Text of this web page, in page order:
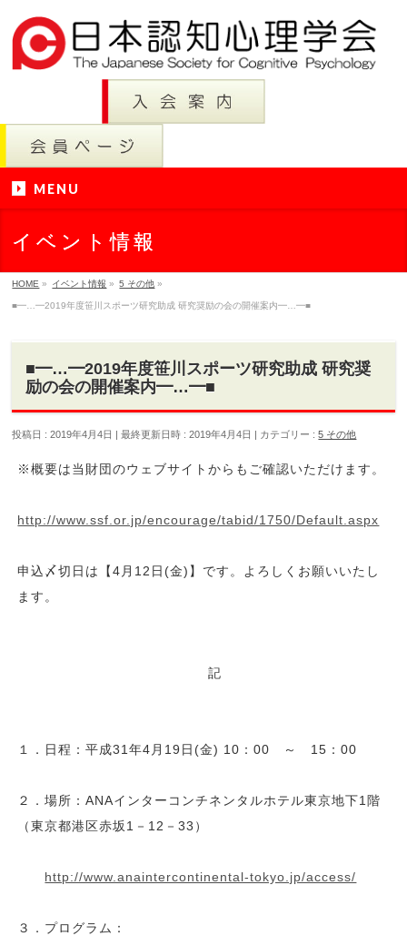
MENU
イベント情報
HOME » イベント情報 » 5 その他 »
■━…━2019年度笹川スポーツ研究助成 研究奨励の会の開催案内━…━■
■━…━2019年度笹川スポーツ研究助成 研究奨
励の会の開催案内━…━■
投稿日 : 2019年4月4日 最終更新日時 : 2019年4月4日 カテゴリー :5 その他
※概要は当財団のウェブサイトからもご確認いただけます。
http://www.ssf.or.jp/encourage/tabid/1750/Default.aspx
申込〆切日は【4月12日(金)】です。よろしくお願いいたし
ます。
記
１．日程：平成31年4月19日(金) 10：00 ～ 15：00
２．場所：ANAインターコンチネンタルホテル東京地下1階
（東京都港区赤坂1－12－33）
http://www.anaintercontinental-tokyo.jp/access/
３．プログラム：